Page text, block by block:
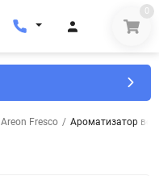
0
Areon Fresco / Ароматизатор